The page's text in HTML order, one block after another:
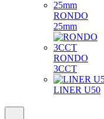
RONDO
25mm
RONDO
3CCT
LINER U50